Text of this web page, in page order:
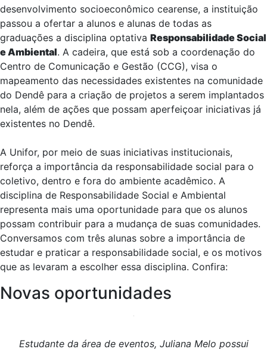
desenvolvimento socioeconômico cearense, a instituição
passou a ofertar a alunos e alunas de todas as
graduações a disciplina optativa Responsabilidade Social
e Ambiental. A cadeira, que está sob a coordenação do
Centro de Comunicação e Gestão (CCG), visa o
mapeamento das necessidades existentes na comunidade
do Dendê para a criação de projetos a serem implantados
nela, além de ações que possam aperfeiçoar iniciativas já
existentes no Dendê.
A Unifor, por meio de suas iniciativas institucionais,
reforça a importância da responsabilidade social para o
coletivo, dentro e fora do ambiente acadêmico. A
disciplina de Responsabilidade Social e Ambiental
representa mais uma oportunidade para que os alunos
possam contribuir para a mudança de suas comunidades.
Conversamos com três alunas sobre a importância de
estudar e praticar a responsabilidade social, e os motivos
que as levaram a escolher essa disciplina. Confira:
Novas oportunidades
Estudante da área de eventos, Juliana Melo possui